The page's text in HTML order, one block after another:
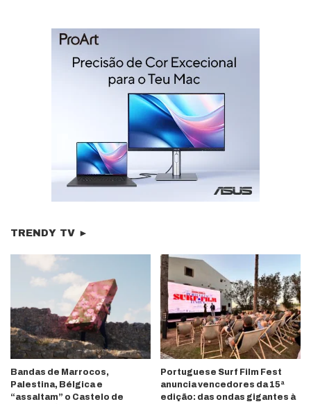
TRENDY TV ►
Bandas de Marrocos,
Palestina, Bélgica e
“assaltam” o Castelo de
Portuguese Surf Film Fest
anuncia vencedores da 15ª
edição: das ondas gigantes à